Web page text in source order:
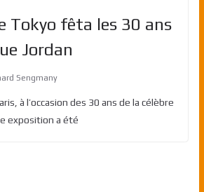
Tokyo fêta les 30 ans
Jordan
Sengmany
à l’occasion des 30 ans de la célèbre
exposition a été